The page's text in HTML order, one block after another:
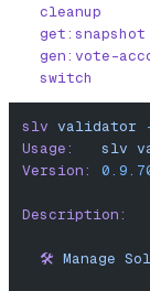
  cleanup
  get:snapshot
gen:vote-
  switch
slv validator
Usage:
   slv
Version:
Description:
  🛠️
Manage